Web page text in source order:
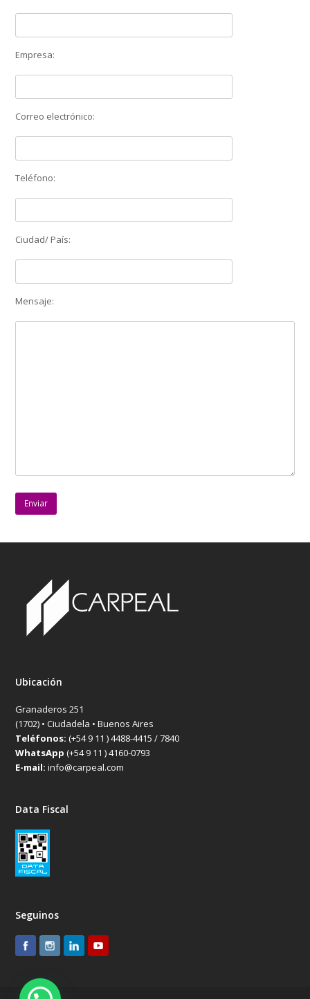
Empresa:
Correo electrónico:
Teléfono:
Ciudad/ País:
Mensaje:
Ubicación
Granaderos 251
(1702) • Ciudadela • Buenos Aires
Teléfonos:(+54 9 11 ) 4488-4415 / 7840
WhatsApp(+54 9 11 ) 4160-0793
E-mail: info@carpeal.com
Data Fiscal
Seguinos